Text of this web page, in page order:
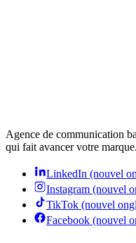
Agence de communication
qui fait avancer votre marque.
LinkedIn (nouvel
Instagram (nouvel
TikTok (nouvel
Facebook (nouvel